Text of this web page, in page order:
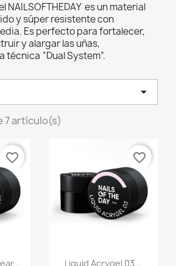
NAILSOFTHEDAY es un material
y súper resistente con
Es perfecto para fortalecer,
y alargar las uñas,
técnica “Dual System”.

7 artículo(s)
favorite_border
Vista rápida
Liquid Acrygel 03...
favorite_border